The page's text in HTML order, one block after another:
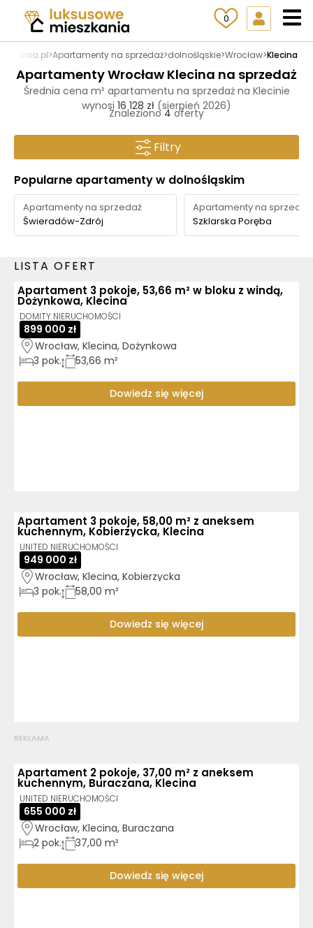
0
>Apartamenty na sprzedaż>dolnośląskie>Wrocław>Klecina
Apartamenty Wrocław Klecina na sprzedaż
Średnia cena m² apartamentu na sprzedaż na Klecinie
wynosi 16 128 zł (sierpień 2026)
Znaleziono4oferty
Filtry
Popularne apartamenty w dolnośląskim
Apartamenty na sprzedaż
Świeradów-Zdrój
Apartamenty na sprzedaż
Szklarska Poręba
LISTA OFERT
Apartament 3 pokoje, 53,66 m² w bloku z windą,
Dożynkowa, Klecina
DOMITY NIERUCHOMOŚCI
899 000 zł
Wrocław, Klecina, Dożynkowa
3 pok. 53,66 m²
Dowiedz się więcej
Apartament 3 pokoje, 58,00 m² z aneksem
kuchennym, Kobierzycka, Klecina
UNITED NIERUCHOMOŚCI
949 000 zł
Wrocław, Klecina, Kobierzycka
3 pok. 58,00 m²
Dowiedz się więcej
REKLAMA
Apartament 2 pokoje, 37,00 m² z aneksem
kuchennym, Buraczana, Klecina
UNITED NIERUCHOMOŚCI
655 000 zł
Wrocław, Klecina, Buraczana
2 pok. 37,00 m²
Dowiedz się więcej